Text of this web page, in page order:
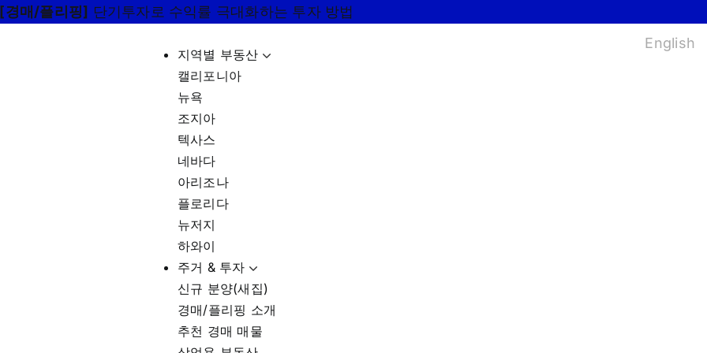
[경매/플리핑] 단기투자로 수익률 극대화하는 투자 방법
지역별 부동산
캘리포니아
뉴욕
조지아
텍사스
네바다
아리조나
플로리다
뉴저지
하와이
주거 & 투자
신규 분양(새집)
경매/플리핑 소개
추천 경매 매물
English